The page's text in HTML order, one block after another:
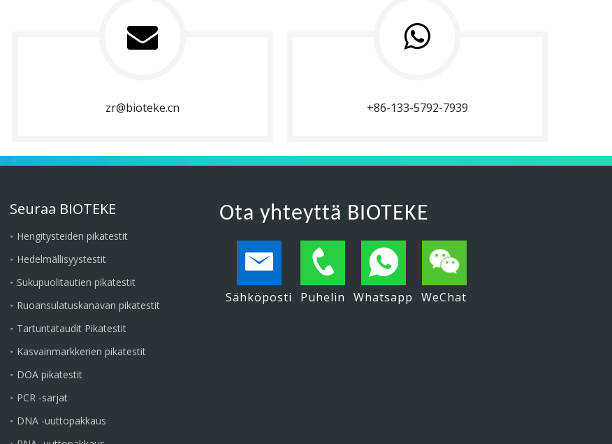
zr@bioteke.cn +86-133-5792-7939
Seuraa BIOTEKE
Hengitysteiden pikatestit
Hedelmällisyystestit
Sukupuolitautien pikatestit
Ruoansulatuskanavan pikatestit
Tartuntataudit Pikatestit
Kasvainmarkkerien pikatestit
DOA pikatestit
PCR -sarjat
DNA -uuttopakkaus
Ota yhteyttä BIOTEKE
Sähköposti Puhelin Whatsapp WeChat